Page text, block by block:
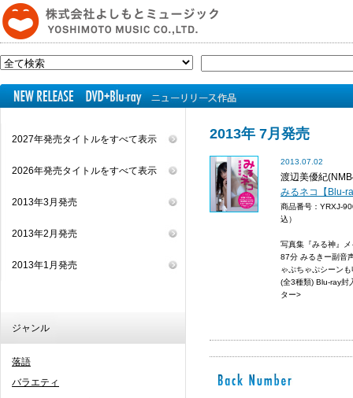
2027年発売タイトルをすべて表示
2026年発売タイトルをすべて表示
2013年3月発売
2013年2月発売
2013年1月発売
ジャンル
落語
バラエティ
2013年 7月発売
2013.07.02
渡辺美優紀
みるネコ【Blu-
商品番号：YRXJ-
込）
写真集『みる神』
87分 みるきー副音
ゃぷちゃぷシーン
(全3種類) Blu-ray封
ター>